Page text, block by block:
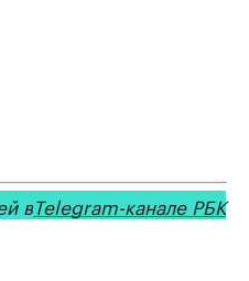
вTelegram-канале РБК